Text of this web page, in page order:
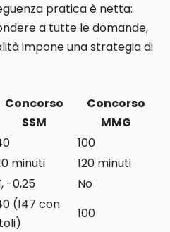
pratica è netta:
a tutte le domande,
impone una strategia di
Concorso
SSM
Concorso
MMG
100
minuti
120 minuti
-0,25
No
(147 con
100